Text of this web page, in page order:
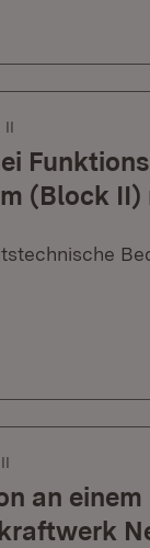
II
(Block
an